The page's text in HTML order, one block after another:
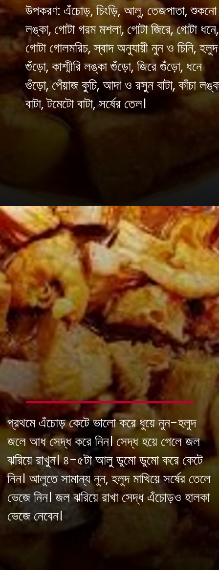
উপকরণ: এঁচোড়, চিংড়ি, আলু, তেজপাতা, শুকনো
লঙ্কা, গোটা গরম মশলা, গোটা জিরে, গোটা ধনে,
গোটা গোলমরিচ, স্বাদ অনুযায়ী নুন ও চিনি, হলুদ
গুঁড়ো, কাশ্মীরি লঙ্কা গুঁড়ো, জিরে গুঁড়ো, ধনে
গুঁড়ো, পেঁয়াজ কুচি, আদা ও রসুন বাটা, কাঁচা
বাটা, টমেটো বাটা, সর্ষের তেল।
প্রথমে এঁচোড় কেটে ভালো করে ধুয়ে নুন-হলুদ
জলে আধ সেদ্ধ করে নিন। সেদ্ধ হয়ে গেলে জল
ঝরিয়ে রাখুন। ৪-৫টা আলু ডুমো ডুমো করে কেটে
নিন। আলুতে সামান্য নুন, হলুদ মাখিয়ে সর্ষের তেলে
ভেজে নিন। জল ঝরিয়ে রাখা সেদ্ধ এঁচোড়ও হালকা
ভেজে নেবেন।